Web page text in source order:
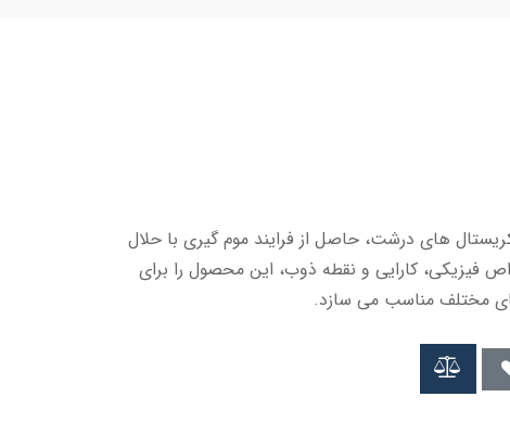
های درشت، حاصل از فرایند موم گیری با حلال
فیزیکی، کارایی و نقطه ذوب، این محصول را برای
مختلف مناسب می سازد.